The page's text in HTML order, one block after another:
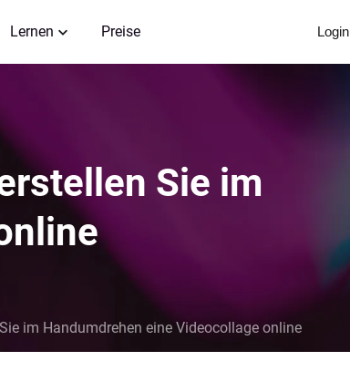
Lernen Preise Login
Sie im
im Handumdrehen eine Videocollage online